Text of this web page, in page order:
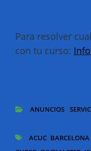
Para resolver
con tu curso:
ANUNCIOS
ACUC BARCELONA